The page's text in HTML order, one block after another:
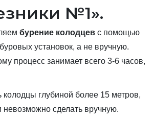
№1».
бурение колодцев с помощью
установок, а не вручную.
процесс занимает всего 3-6 часов,
глубиной более 15 метров,
невозможно сделать вручную.